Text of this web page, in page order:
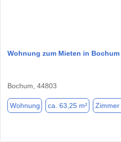
Wohnung zum Mieten in Bochum
Bochum, 44803
Wohnung ca. 63,25 m² Zimmer